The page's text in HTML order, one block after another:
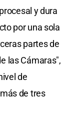
y dura
por una sola
partes de
las Cámaras",
de
de tres